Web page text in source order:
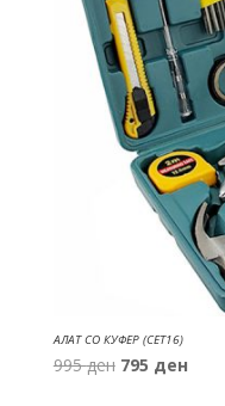
АЛАТ СО КУФЕР (СЕТ16)
995ден Original
795 ден